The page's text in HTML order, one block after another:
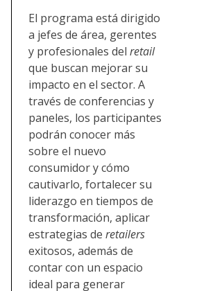
El programa está dirigido
a jefes de área, gerentes
y profesionales del retail
que buscan mejorar su
impacto en el sector. A
través de conferencias y
paneles, los participantes
podrán conocer más
sobre el nuevo
consumidor y cómo
cautivarlo, fortalecer su
liderazgo en tiempos de
transformación, aplicar
estrategias de retailers
exitosos, además de
contar con un espacio
ideal para generar